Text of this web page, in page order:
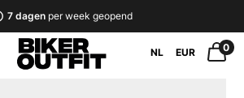
7 dagenper week geopend
NL EUR 0